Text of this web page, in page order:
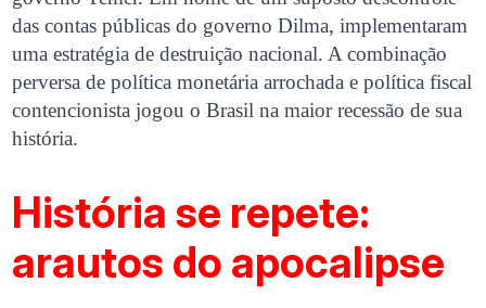
das contas públicas do governo Dilma, implementaram
uma estratégia de destruição nacional. A combinação
perversa de política monetária arrochada e política fiscal
contencionista jogou o Brasil na maior recessão de sua
história.
História se repete:
arautos do apocalipse